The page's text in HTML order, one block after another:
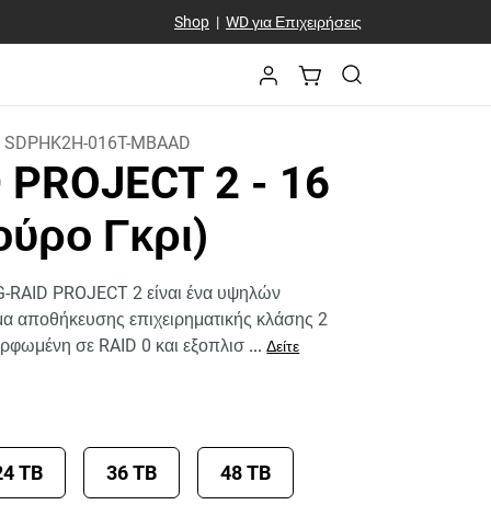
Shop| WD για Επιχειρήσεις
SDPHK2H-016T-MBAAD
2 - 16
Γκρι)
PROJECT 2 είναι ένα υψηλών
αποθήκευσης επιχειρηματικής κλάσης 2
σε RAID 0 και εξοπλισ ... Δείτε
TB 36 TB 48 TB